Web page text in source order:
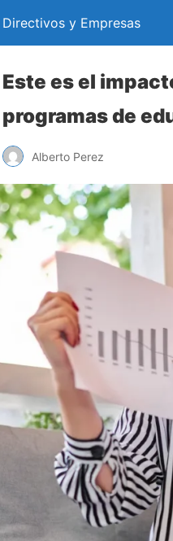
Directivos y Empresas
Este es el
programas de
Alberto Perez